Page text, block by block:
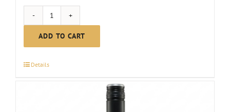
MC
Muskateller
dry
ADD TO CART
Details